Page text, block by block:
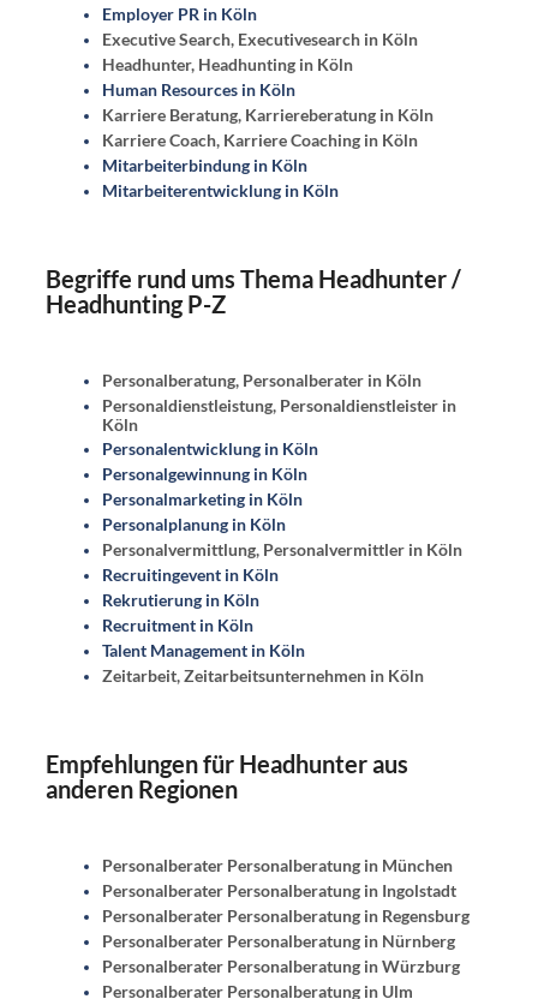
Employer PR in Köln
Executive Search, Executivesearch in Köln
Headhunter, Headhunting in Köln
Human Resources in Köln
Karriere Beratung, Karriereberatung in Köln
Karriere Coach, Karriere Coaching in Köln
Mitarbeiterbindung in Köln
Mitarbeiterentwicklung in Köln
Begriffe rund ums Thema Headhunter /
Headhunting P-Z
Personalberatung, Personalberater in Köln
Personaldienstleistung, Personaldienstleister in
Köln
Personalentwicklung in Köln
Personalgewinnung in Köln
Personalmarketing in Köln
Personalplanung in Köln
Personalvermittlung, Personalvermittler in Köln
Recruitingevent in Köln
Rekrutierung in Köln
Recruitment in Köln
Talent Management in Köln
Zeitarbeit, Zeitarbeitsunternehmen in Köln
Empfehlungen für Headhunter aus
anderen Regionen
Personalberater Personalberatung in München
Personalberater Personalberatung in Ingolstadt
Personalberater Personalberatung in Regensburg
Personalberater Personalberatung in Nürnberg
Personalberater Personalberatung in Würzburg
Personalberater Personalberatung in Ulm